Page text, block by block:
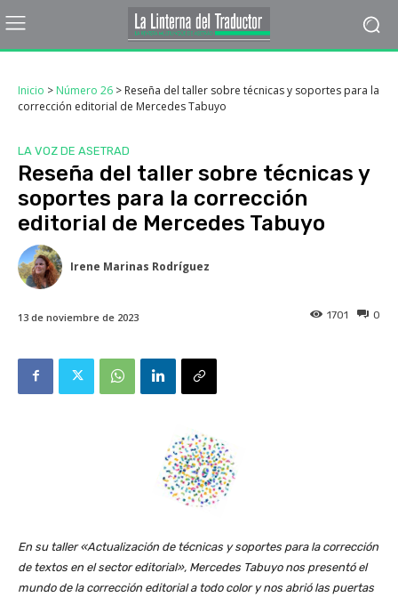
Inicio > Número 26 > Reseña del taller sobre técnicas y soportes para la
corrección editorial de Mercedes Tabuyo
LA VOZ DE ASETRAD
Reseña del taller sobre técnicas y
soportes para la corrección
editorial de Mercedes Tabuyo
Irene Marinas Rodríguez
13 de noviembre de 2023 0
1701
En su taller «Actualización de técnicas y soportes para la corrección
de textos en el sector editorial», Mercedes Tabuyo nos presentó el
mundo de la corrección editorial a todo color y nos abrió las puertas